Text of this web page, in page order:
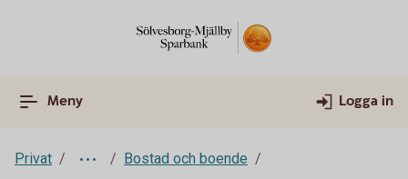
Meny Logga in
Privat
Bostad och boende